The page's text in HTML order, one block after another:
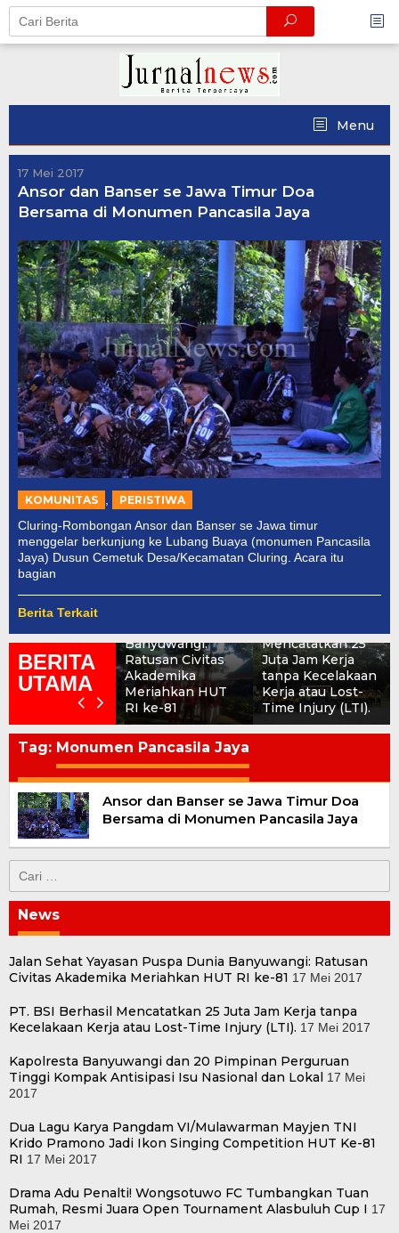
Skip
content
Menu
17 Mei 2017
Ansor dan Banser se Jawa Timur Doa
Bersama di Monumen Pancasila Jaya
KOMUNITAS , PERISTIWA
Cluring-Rombongan Ansor dan Banser se Jawa timur
menggelar berkunjung ke Lubang Buaya (monumen Pancasila
Jaya) Dusun Cemetuk Desa/Kecamatan Cluring. Acara itu
bagian
Berita Terkait
BERITA
UTAMA
Jalan Sehat
Banyuwangi:
Ratusan Civitas
Akademika
Meriahkan HUT
RI ke-81
Mencatatkan 25
Juta Jam Kerja
tanpa Kecelakaan
Kerja atau Lost-
Time Injury (LTI).
Tag: Monumen Pancasila Jaya
Ansor dan Banser se Jawa Timur Doa
Bersama di Monumen Pancasila Jaya
untuk:
News
Jalan Sehat Yayasan Puspa Dunia Banyuwangi: Ratusan
Civitas Akademika Meriahkan HUT RI ke-81 17 Mei 2017
PT. BSI Berhasil Mencatatkan 25 Juta Jam Kerja tanpa
Kecelakaan Kerja atau Lost-Time Injury (LTI). 17 Mei 2017
Kapolresta Banyuwangi dan 20 Pimpinan Perguruan
Tinggi Kompak Antisipasi Isu Nasional dan Lokal 17 Mei
2017
Dua Lagu Karya Pangdam VI/Mulawarman Mayjen TNI
Krido Pramono Jadi Ikon Singing Competition HUT Ke-81
RI 17 Mei 2017
Drama Adu Penalti! Wongsotuwo FC Tumbangkan Tuan
Rumah, Resmi Juara Open Tournament Alasbuluh Cup I 17
Mei 2017